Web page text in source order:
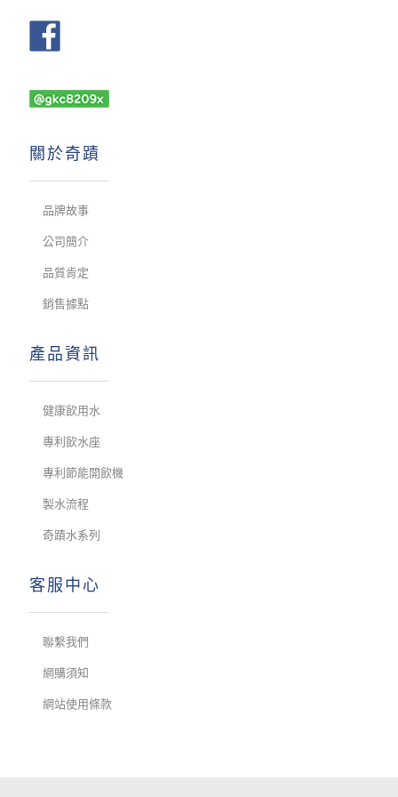
關於奇蹟
品牌故事
公司簡介
品質肯定
銷售據點
產品資訊
健康飲用水
專利飲水座
專利節能開飲機
製水流程
奇蹟水系列
客服中心
聯繫我們
網購須知
網站使用條款